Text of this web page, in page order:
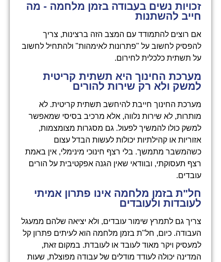
זכויות נשים בעבודה בזמן מלחמה - מה
חייב להשתנות
אם רוצים להתמודד עם המצב הזה ברצינות, צריך
להפסיק לחשוב על "פתרונות לאימהות" ולהתחיל לחשוב
על תשתית כלכלית לחירום.
מערכת החינוך היא תשתית קריטית
למשק ולא רק שירות להורים
מערכת החינוך חייבת להיחשב תשתית קריטית. לא
מותרות, לא שירות נלווה, אלא מרכיב בסיסי שמאפשר
למשק כולו להמשיך לפעול. גם מסגרות מצומצמות,
אזוריות או קהילתיות יכולות לעשות הבדל עצום
כשהמשבר מתמשך. בלי רצף חינוכי מינימלי, אין באמת
רצף תעסוקתי, ובוודאי שאין הגנה אפקטיבית על הורים
עובדים.
חל"ת בזמן מלחמה אינו פתרון אמיתי
לעובדות ולעובדים
צריך גם לתמרץ שימור עובדים, ולא יציאה שלהם ממעגל
העבודה. כיום, חל"ת בזמן מלחמה הוא לעיתים פתרון קל
למעסיק ויקר מאוד לעובד או לעובדת. במקום זאת,
המדינה יכולה לעודד מודלים של עבודה מפוצלת, שעות